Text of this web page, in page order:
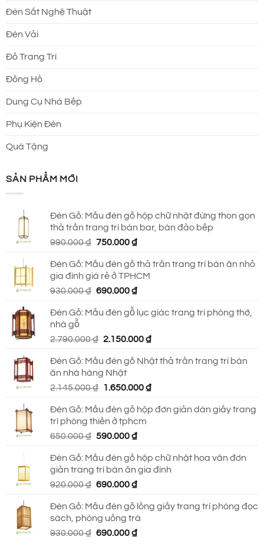
Đèn Sắt Nghệ Thuật
Đèn Vải
Đồ Trang Trí
Đồng Hồ
Dung Cụ Nhà Bếp
Phụ Kiện Đèn
Quà Tặng
SẢN PHẨM MỚI
Đèn Gỗ: Mẫu đèn gỗ hộp chữ nhật đứng thon gọn
thả trần trang trí bàn bar, bàn đảo bếp
990.000₫ Giá
là:
990.000 ₫.
750.000₫Giá
tại
là:
750.000 ₫.
Đèn Gỗ: Mẫu đèn gỗ thả trần trang trí bàn ăn nhỏ
gia đình giá rẻ ở TPHCM
930.000₫ Giá
là:
690.000₫Giá
tại
690.000 ₫.
Đèn Gỗ: Mẫu đèn gỗ lục giác trang trí phòng thờ,
nhà gỗ
2.790.000₫ Giá
là:
2.790.000 ₫.
2.150.000₫Giá
tại
2.150.000 ₫.
Đèn Gỗ: Mẫu đèn gỗ Nhật thả trần trang trí bàn
ăn nhà hàng Nhật
2.145.000₫
Giá
là:
2.145.000 ₫.
1.650.000₫Giá
tại
Đèn Gỗ: Mẫu đèn gỗ hộp đơn giản dán giấy trang
trí phòng thiền ở tphcm
650.000₫ Giá
là:
650.000 ₫.
590.000₫Giá
tại
là:
590.000 ₫.
Đèn Gỗ: Mẫu đèn gỗ hộp chữ nhật hoa văn đơn
giản trang trí bàn ăn gia đình
920.000₫ Giá
là:
920.000 ₫.
690.000₫Giá
tại
là:
690.000 ₫.
Đèn Gỗ: Mẫu đèn gỗ lồng giấy trang trí phòng đọc
sách, phòng uống trà
930.000₫ Giá
690.000₫Giá